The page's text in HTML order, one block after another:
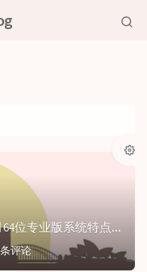
Windows10 1909 (18363.535) 2020/01月64位专业版系统特点本系统基于cn_windows_10_business_edit...
评论